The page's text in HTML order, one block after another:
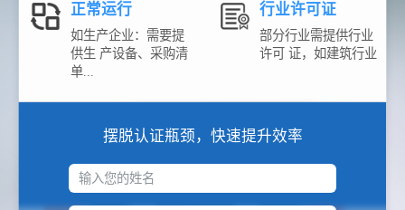
正常运行
如生产企业：需要提
供生 产设备、采购清
单...
行业许可证
部分行业需提供行业
许可 证，如建筑行业
摆脱认证瓶颈，快速提升效率
输入您的姓名